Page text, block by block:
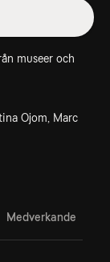
museer och
Ojom, Marc
Medverkande